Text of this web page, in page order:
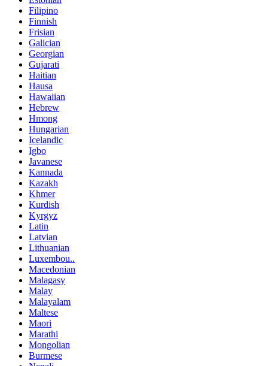
Filipino
Finnish
Frisian
Galician
Georgian
Gujarati
Haitian
Hausa
Hawaiian
Hebrew
Hmong
Hungarian
Icelandic
Igbo
Javanese
Kannada
Kazakh
Khmer
Kurdish
Kyrgyz
Latin
Latvian
Lithuanian
Luxembou..
Macedonian
Malagasy
Malay
Malayalam
Maltese
Maori
Marathi
Mongolian
Burmese